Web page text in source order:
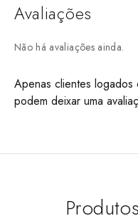
Avaliações
Não há avaliações ainda.
Apenas clientes
podem deixar uma